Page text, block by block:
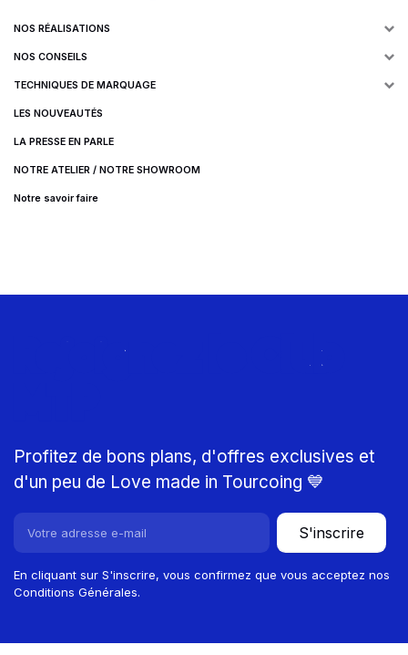
NOS RÉALISATIONS
NOS CONSEILS
TECHNIQUES DE MARQUAGE
LES NOUVEAUTÉS
LA PRESSE EN PARLE
NOTRE ATELIER / NOTRE SHOWROOM
Notre savoir faire
Rejoignez le Club
Profitez de bons plans, d'offres exclusives et
d'un peu de Love made in Tourcoing 💙
S'inscrire
En cliquant sur S'inscrire, vous confirmez que vous acceptez nos
Conditions Générales.